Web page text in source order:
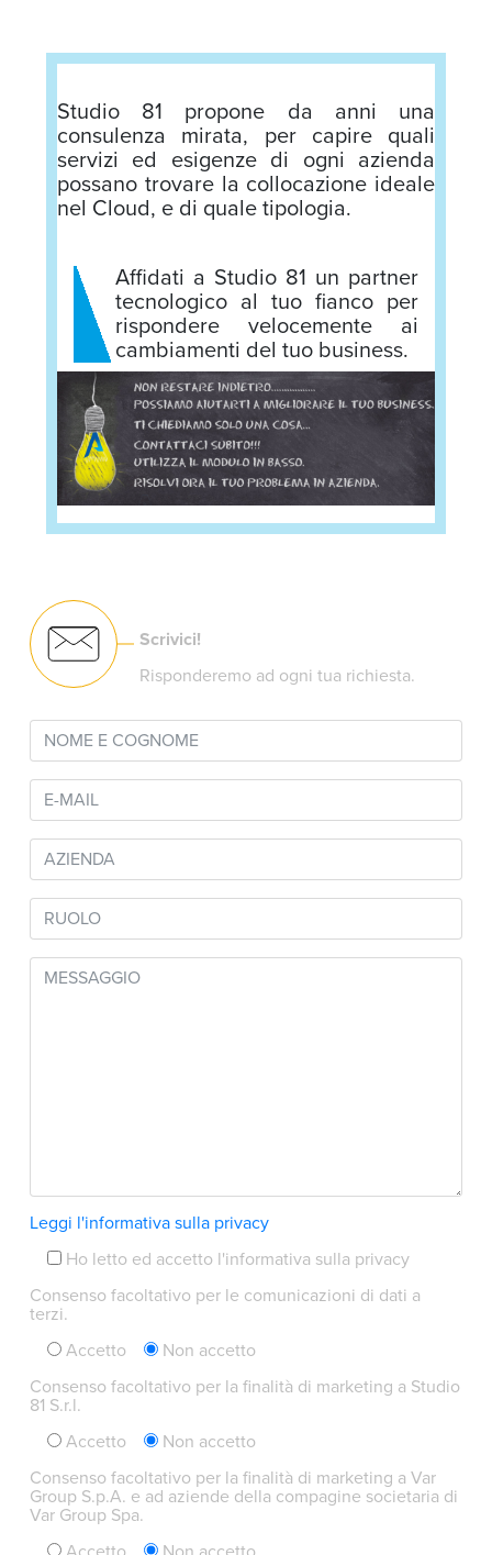
Studio 81 propone da anni una
consulenza mirata, per capire quali
servizi ed esigenze di ogni azienda
possano trovare la collocazione ideale
nel Cloud, e di quale tipologia.
Affidati a Studio 81 un partner
tecnologico al tuo fianco per
rispondere velocemente ai
cambiamenti del tuo business.
Scrivici!
Risponderemo ad ogni tua richiesta.
Leggi l'informativa sulla privacy
Ho letto ed accetto l'informativa sulla privacy
Consenso facoltativo per le comunicazioni di dati a
terzi.
Accetto
Non accetto
Consenso facoltativo per la finalità di marketing a Studio
81 S.r.l.
Accetto
Non accetto
Consenso facoltativo per la finalità di marketing a Var
Group S.p.A. e ad aziende della compagine societaria di
Var Group Spa.